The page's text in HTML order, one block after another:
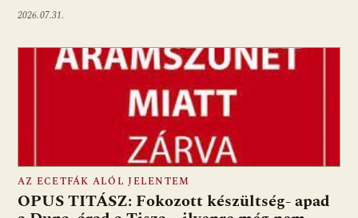
2026.07.31.
AZ ECETFÁK ALÓL JELENTEM
OPUS TITÁSZ: Fokozott készültség- apad